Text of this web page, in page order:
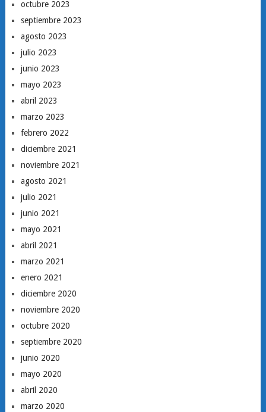
octubre 2023
septiembre 2023
agosto 2023
julio 2023
junio 2023
mayo 2023
abril 2023
marzo 2023
febrero 2022
diciembre 2021
noviembre 2021
agosto 2021
julio 2021
junio 2021
mayo 2021
abril 2021
marzo 2021
enero 2021
diciembre 2020
noviembre 2020
octubre 2020
septiembre 2020
junio 2020
mayo 2020
abril 2020
marzo 2020